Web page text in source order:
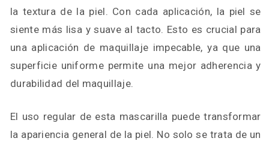
la textura de la piel. Con cada aplicación, la piel se
siente más lisa y suave al tacto. Esto es crucial para
una aplicación de maquillaje impecable, ya que una
superficie uniforme permite una mejor adherencia y
durabilidad del maquillaje.
El uso regular de esta mascarilla puede transformar
la apariencia general de la piel. No solo se trata de un